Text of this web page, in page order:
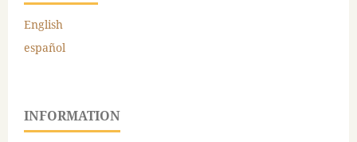
English
español
INFORMATION